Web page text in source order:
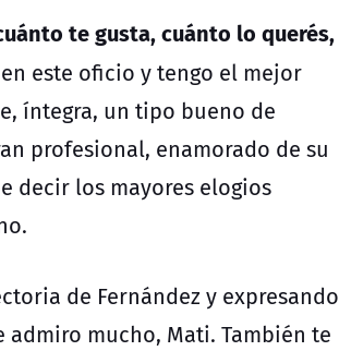
te gusta, cuánto lo querés,
este oficio y tengo el mejor
íntegra, un tipo bueno de
profesional, enamorado de su
decir los mayores elogios
de Fernández y expresando
mucho, Mati. También te